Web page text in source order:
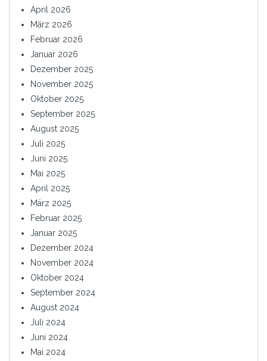
April 2026
März 2026
Februar 2026
Januar 2026
Dezember 2025
November 2025
Oktober 2025
September 2025
August 2025
Juli 2025
Juni 2025
Mai 2025
April 2025
März 2025
Februar 2025
Januar 2025
Dezember 2024
November 2024
Oktober 2024
September 2024
August 2024
Juli 2024
Juni 2024
Mai 2024